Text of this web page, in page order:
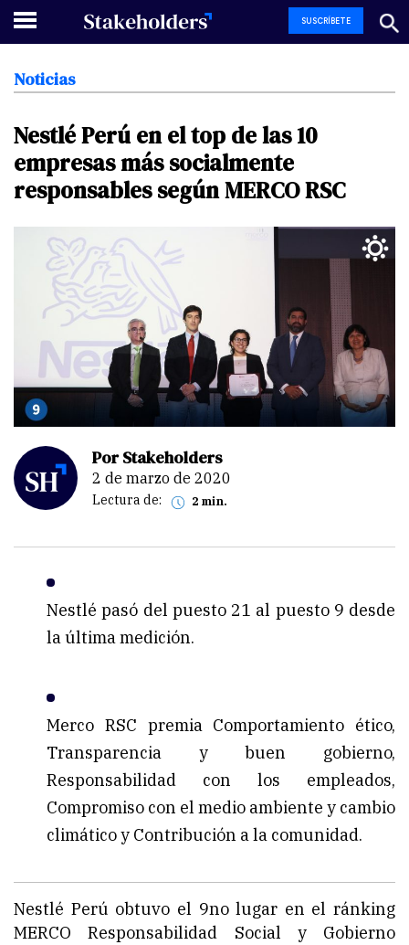
SUSCRÍBETE
Noticias
NestléPerú en eltop delas 10
empresasmás socialmente
responsables segúnMERCORSC
Por Stakeholders
2 de marzo de 2020
Lectura de: 2 min.
Nestlé pasó del puesto 21 al puesto 9 desde
la última medición.
Merco RSC premia Comportamiento ético,
Transparencia y buen gobierno,
Responsabilidad con los empleados,
Compromiso con el medio ambiente y cambio
climático y Contribución a la comunidad.
Nestlé Perú obtuvo el 9no lugar en el ránking
MERCO Responsabilidad Social y Gobierno